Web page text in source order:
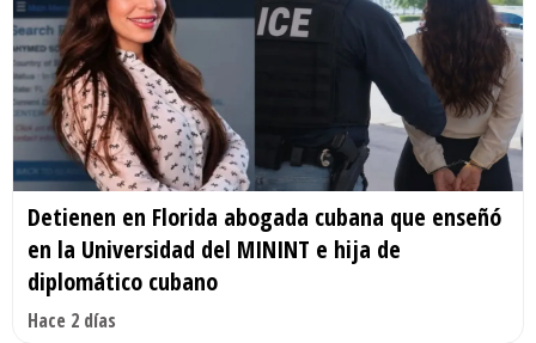
Detienen en Florida abogada cubana que enseñó
en la Universidad del MININT e hija de
diplomático cubano
Hace 2 días